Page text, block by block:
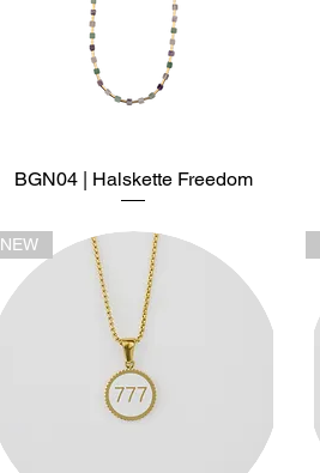
Schnellansicht
BGN04 | Halskette Freedom
NEW